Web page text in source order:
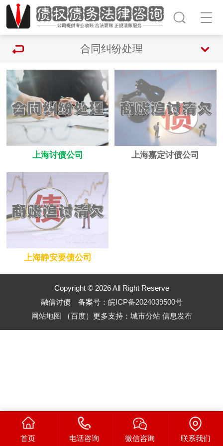
合同纠纷处理
上海讨债公司 上海嘉定讨债公司
上海静安要债公司
Copyright © 2026 All Right Reserve
融信讨债 备案号： 皖ICP备2024039500号
网站地图 （百度）更多支持： 城市分站 信息发布
首页 电话咨询 微信咨询 联系我们